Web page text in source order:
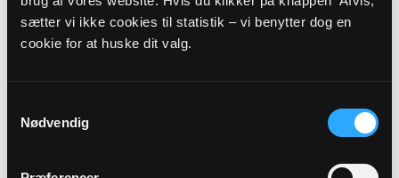
sætter vi ikke cookies til statistik – vi benytter dog en
cookie for at huske dit valg.
Nødvendig
Eller til:
8740Brædstrup